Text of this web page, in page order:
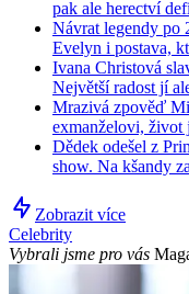
pak ale herectví
Návrat legendy po
Evelyn i postava,
Ivana Christová
Největší radost jí
Mrazivá zpověď
exmanželovi, život
Dědek odešel z
show. Na kšandy
Zobrazit více
Celebrity
Vybrali jsme pro vás